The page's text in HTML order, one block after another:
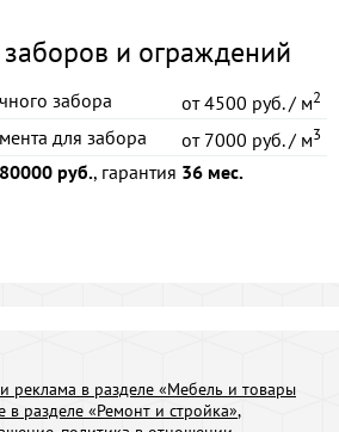
заборов и ограждений
забора от4500 руб. / м2
для забора от7000 руб. / м3
80000 руб., гарантия 36 мес.
реклама в разделе «Мебель и товары
в разделе «Ремонт и стройка»,